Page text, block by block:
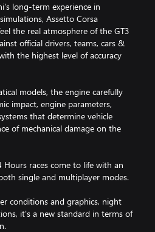
long-term experience in
Assetto Corsa
the real atmosphere of the GT3
official drivers, teams, cars &
the highest level of accuracy
models, the engine carefully
impact, engine parameters,
that determine vehicle
of mechanical damage on the
Hours races come to life with an
single and multiplayer modes.
conditions and graphics, night
it's a new standard in terms of